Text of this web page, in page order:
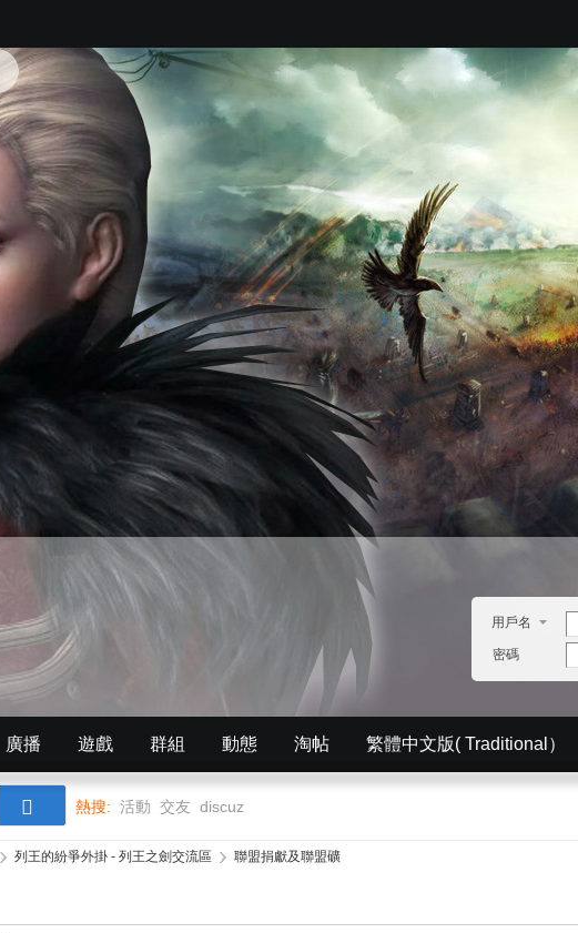
用戶名
密碼
廣播 遊戲 群組 動態 淘帖 繁體中文版( Traditional）
英文版官網（English）
熱搜: 活動 交友 discuz
› 列王的紛爭外掛 - 列王之劍交流區 › 聯盟捐獻及聯盟礦